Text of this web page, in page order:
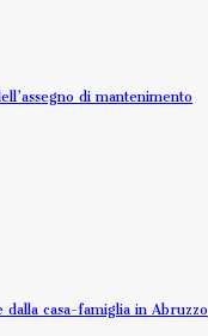
di mantenimento
dalla casa-famiglia in Abruzzo